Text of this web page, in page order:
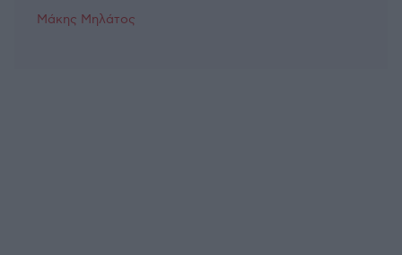
Μάκης Μηλάτος